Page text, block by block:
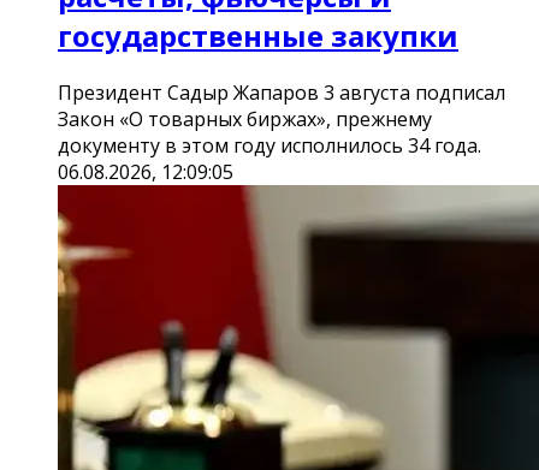
государственные закупки
Президент Садыр Жапаров 3 августа подписал
Закон «О товарных биржах», прежнему
документу в этом году исполнилось 34 года.
06.08.2026, 12:09:05